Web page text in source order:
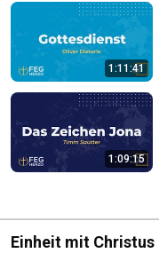
1:11:41
1:09:15
Einheit mit Christus